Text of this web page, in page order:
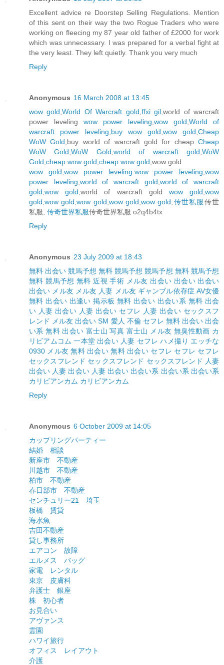
Excellent advice re Doorstep Selling Regulations. Mention
of this sent on their way the two Rogue Traders who were
working on fleecing my 87 year old father of £2000 for work
which was unnecessary. I was prepared for a verbal fight at
the very least. They left quietly. Thank you very much
Reply
Anonymous 16 March 2008 at 13:45
wow gold ,World Of Warcraft gold ffxi gil ,world of warcraft
power leveling wow power leveling wow gold World of
warcraft power leveling buy wow gold wow gold Cheap
WoW Gold ,buy world of warcraft gold for cheap Cheap
WoW Gold ,WoW Gold world of warcraft gold ,WoW
Gold cheap wow gold cheap wow gold ,wow gold
wow gold wow power leveling wow power leveling wow
power leveling world of warcraft gold world of warcraft
gold wow gold ,world of warcraft gold wow gold ,wow
gold wow gold ,wow gold wow gold wow gold 传世私服传世
私服, 传奇世界私服传奇世界私服 o2q4b4tx
Reply
Anonymous 23 July 2009 at 18:43
無料 出会い 競馬予想 無料 競馬予想 競馬予想 無料 競馬予想
無料 競馬予想 無料 近視 手術 メル友 出会い 出会い 出会い
出会い メル友 メル友 人妻 メル友 ギャンブル依存症 AV女優
無料 出会い 出逢い 掲示板 無料 出会い 出会い系 無料 出会
い 人妻 出会い 人妻 出会い セフレ 人妻 出会い セックスフ
レンド
メル友 出会い SM 愛人 不倫 セフレ 無料 出会い 出会
い系 無料 出会い 富士山 写真 富士山 メル友 無臭性動画 カ
リビアムコム 一本堂 出会い 人妻 セフレ ハメ撮り エッチな
0930 メル友 無料 出会い 無料 出会い セフレ セフレ セフレ
セックスフレンド セックスフレンド セックスフレンド 人妻
出会い 人妻 出会い 人妻 出会い 出会い系 出会い系 出会い系
カリビアンカム カリビアンカム
Reply
Anonymous 6 October 2009 at 14:05
カップリングパーティー
結婚 相談
新座市 不動産
川越市 不動産
柏市 不動産
春日部市 不動産
センチュリー21 埼玉
板橋 賃貸
海水魚
吉田不動産
貸し事務所
エアコン 故障
エルメス バッグ
家電 レンタル
東京 皮膚科
弁護士 銀座
株 初心者
お見合い
アヴァンス
霊園
ハワイ旅行
オフィス レイアウト
介護